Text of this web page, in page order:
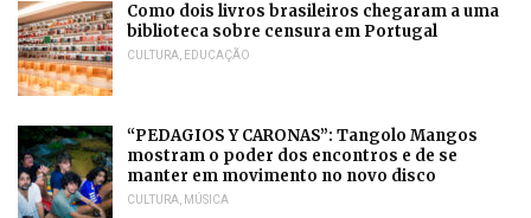
Como dois livros brasileiros chegaram a uma
biblioteca sobre censura em Portugal
CULTURA EDUCAÇÃO
“PEDAGIOS Y CARONAS”: Tangolo Mangos
mostram o poder dos encontros e de se
manter em movimento no novo disco
CULTURA MÚSICA